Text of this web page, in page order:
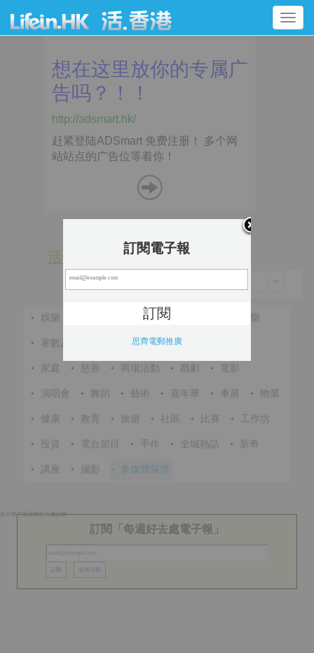
Toggle
navigation
活 動
• 娛樂 • 節慶 音樂
• 著數及優惠 • 體育 •
• 家庭 • 慈善 • 商場活動 • 戲劇 • 電影
• 演唱會 • 舞蹈 • 藝術 • 嘉年華 • 車展 • 物業
• 健康 • 教育 • 旅遊 • 社區 • 比賽 • 工作坊
• 投資 • 電台節目 • 手作 • 全城熱話 • 新奇
• 講座 • 攝影 • 多媒體展覽
此分類下近期無好去處記錄
訂閱「每週好去處電子報」
訂閱電子報
思齊電郵推廣